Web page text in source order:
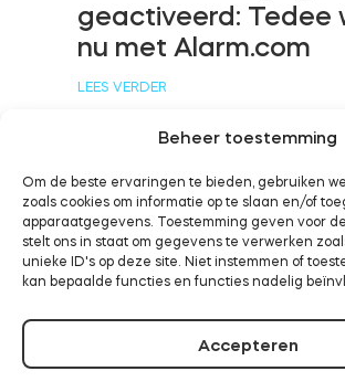
Beheer toestemming
Om de beste ervaringen te bieden, gebruiken
zoals cookies om informatie op te slaan en/of
apparaatgegevens. Toestemming geven voor
stelt ons in staat om gegevens te verwerken
unieke ID's op deze site. Niet instemmen of
kan bepaalde functies en functies nadelig
Accepteren
BleBox Smart Relais Module
Tedee Dry Contact
Tedee GO2
geactiveerd: Tedee
nu met Alarm.com
LEES VERDER
Tedee werkt nu met
Samsung
LEES VERDER